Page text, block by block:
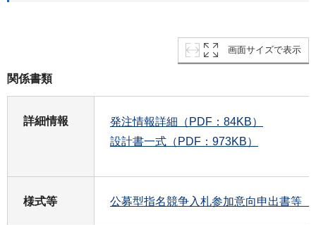
画面サイズで表示
関係書類
詳細情報
発注情報詳細（PDF：84KB）
設計書一式（PDF：973KB）
様式等 公募型指名競争入札参加意向申出書等